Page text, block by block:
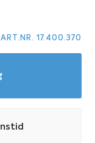
ART.NR. 17.400.370